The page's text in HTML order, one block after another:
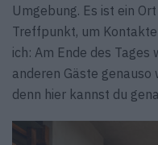
Umgebung. Es ist ein
Treffpunkt, um
ich: Am Ende des
anderen Gäste
denn hier kannst du